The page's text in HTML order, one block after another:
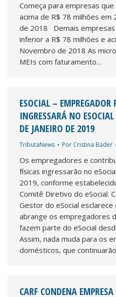
Começa para empresas
acima de R$ 78 milhões
de 2018 Demais
inferior a R$ 78 milhões e
Novembro de 2018 As
MEIs com faturamento…
ESOCIAL – EMPREGADOR
INGRESSARÁ NO
DE JANEIRO DE 2019
TributaNews Por Cristina Bader
Os empregadores e
físicas ingressarão no
2019, conforme
Comitê Diretivo do eSocial.
Gestor do eSocial esclarece
abrange os empregadores
fazem parte do eSocial
Assim, nada muda para os
domésticos, que
CARF CONDENA